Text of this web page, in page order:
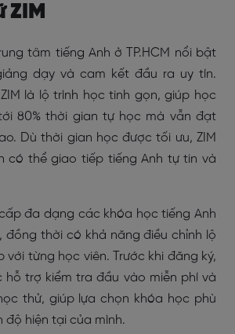
ZIM
tâm tiếng Anh ở TP.HCM nổi bật
dạy và cam kết đầu ra uy tín.
là lộ trình học tinh gọn, giúp học
80% thời gian tự học mà vẫn đạt
Dù thời gian học được tối ưu, ZIM
có thể giao tiếp tiếng Anh tự tin và
cấp đa dạng các khóa học tiếng Anh
đồng thời có khả năng điều chỉnh lộ
với từng học viên. Trước khi đăng ký,
hỗ trợ kiểm tra đầu vào miễn phí và
thử, giúp lựa chọn khóa học phù
độ hiện tại của mình.